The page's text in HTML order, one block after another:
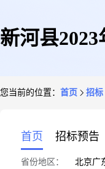
新河县
您当前的位置： 首页 招标
首页 招标预告
省份地区： 北京广